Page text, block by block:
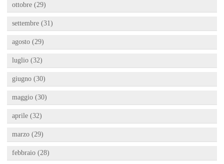
ottobre (29)
settembre (31)
agosto (29)
luglio (32)
giugno (30)
maggio (30)
aprile (32)
marzo (29)
febbraio (28)